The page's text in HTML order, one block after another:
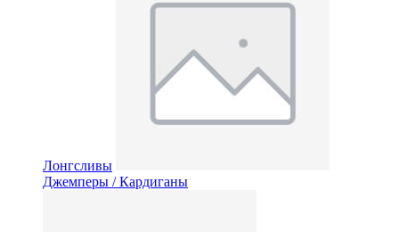
Лонгсливы
Джемперы / Кардиганы